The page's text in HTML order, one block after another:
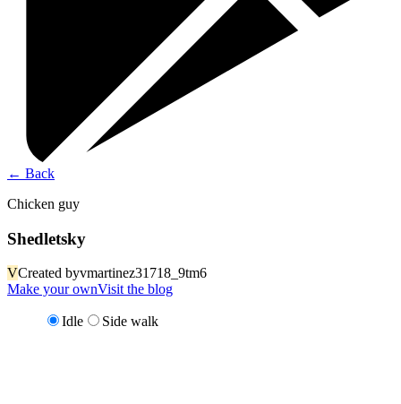
← Back
Chicken guy
Shedletsky
VCreated byvmartinez31718_9tm6
Make your ownVisit the blog
Idle Side walk